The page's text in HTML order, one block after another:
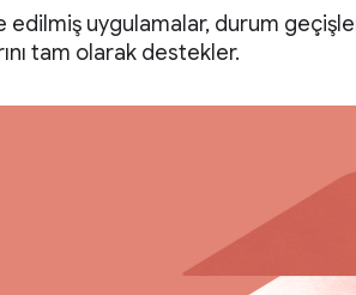
edilmiş uygulamalar, durum
tam olarak destekler.